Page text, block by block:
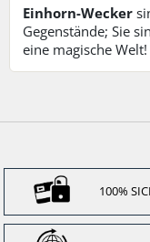
Einhorn-Wecker
Gegenstände; Sie
eine magische Welt!
100%